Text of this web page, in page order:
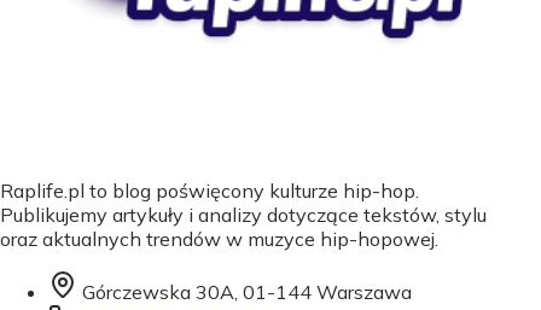
Raplife.pl to blog poświęcony kulturze hip-hop.
Publikujemy artykuły i analizy dotyczące tekstów, stylu
oraz aktualnych trendów w muzyce hip-hopowej.
Górczewska 30A, 01-144 Warszawa